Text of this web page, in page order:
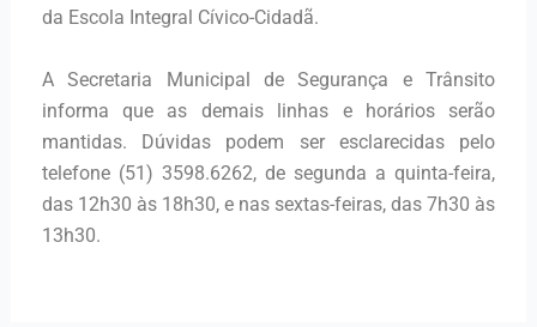
da Escola Integral Cívico-Cidadã.
A Secretaria Municipal de Segurança e Trânsito
informa que as demais linhas e horários serão
mantidas. Dúvidas podem ser esclarecidas pelo
telefone (51) 3598.6262, de segunda a quinta-feira,
das 12h30 às 18h30, e nas sextas-feiras, das 7h30 às
13h30.